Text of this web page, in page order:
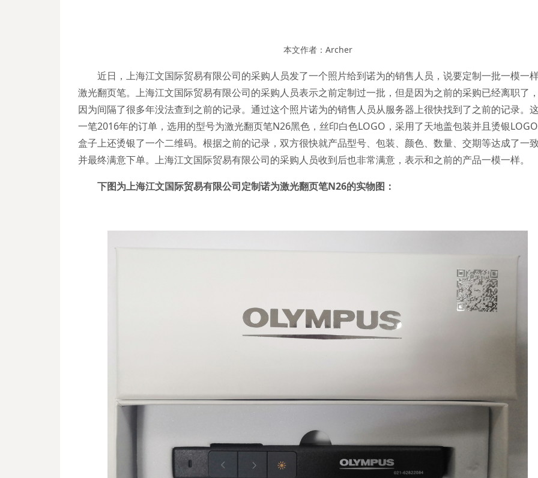
本文作者：Archer
近日，上海江文国际贸易有限公司的采购人员发了一个照片给到诺为的销售人员，说要定制一批一模一
激光翻页笔。上海江文国际贸易有限公司的采购人员表示之前定制过一批，但是因为之前的采购已经离职了
因为间隔了很多年没法查到之前的记录。通过这个照片诺为的销售人员从服务器上很快找到了之前的记录。
一笔2016年的订单，选用的型号为激光翻页笔N26黑色，丝印白色LOGO，采用了天地盖包装并且烫银LOGO
盒子上还烫银了一个二维码。根据之前的记录，双方很快就产品型号、包装、颜色、数量、交期等达成了一致
并最终满意下单。上海江文国际贸易有限公司的采购人员收到后也非常满意，表示和之前的产品一模一样。
下图为上海江文国际贸易有限公司定制诺为激光翻页笔N26的实物图：